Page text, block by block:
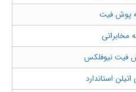
پوش فیت
مخابراتی
فیت نیوفلکس
استاندارد